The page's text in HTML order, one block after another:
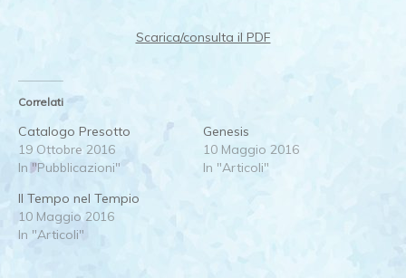
Scarica/consulta il PDF
Correlati
Catalogo Presotto
19 Ottobre 2016
In "Pubblicazioni"
Genesis
10 Maggio 2016
In "Articoli"
Il Tempo nel Tempio
10 Maggio 2016
In "Articoli"